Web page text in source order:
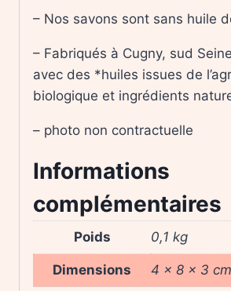
– Nos savons sont sans huile
– Fabriqués à Cugny, sud
avec des *huiles issues de
biologique et ingrédients
– photo non contractuelle
Informations
complémentaires
Poids 0,1 kg
Dimensions 4 × 8 × 3 cm